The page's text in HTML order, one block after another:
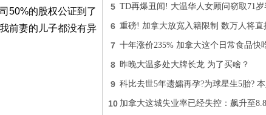
50%的股权公证到了
前妻的儿子都没有异
5 TD再爆丑闻! 大温华人女顾问窃取71岁
6 重磅! 加拿大放宽入籍限制 数万人将直
7 十年涨价235% 加拿大这个日常食品快
8 昨晚大温多处大牌长龙 为了买啥？
9 科比去世5年遗孀再孕?为球星生5胎?
10 加拿大这城失业率已经失控：飙升至